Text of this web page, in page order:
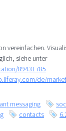
vereinfachen.
siehe unter
89431785
de/
messaging
contacts